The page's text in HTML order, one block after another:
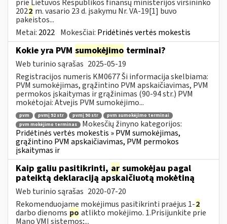
prie Lietuvos Respublikos finansų ministerijos viršininko
2022 m. vasario 23 d. įsakymu Nr. VA-19[1] buvo
pakeistos...
Metai: 2022 Mokesčiai: Pridėtinės vertės mokestis
Kokie yra PVM sumokėjimo terminai?
Web turinio sąrašas 2025-05-19
Registracijos numeris KM0677 Ši informacija skelbiama:
PVM sumokėjimas, grąžintino PVM apskaičiavimas, PVM
permokos įskaitymas ir grąžinimas (90-94 str.) PVM
mokėtojai: Atvejis PVM sumokėjimo...
pvm pvmį 92 str pvmį 90 str
pvm sumokėjimo terminai
pvm mokėjimo terminas
Mokesčių žinyno kategorijos:
Pridėtinės vertės mokestis » PVM sumokėjimas,
grąžintino PVM apskaičiavimas, PVM permokos
įskaitymas ir
Kaip galiu pasitikrinti, ar sumokėjau pagal
pateiktą deklaraciją apskaičiuotą mokėtiną
Web turinio sąrašas 2020-07-20
Rekomenduojame mokėjimus pasitikrinti praėjus 1-2
darbo dienoms po atlikto mokėjimo. 1.Prisijunkite prie
Mano VMI sistemos;...